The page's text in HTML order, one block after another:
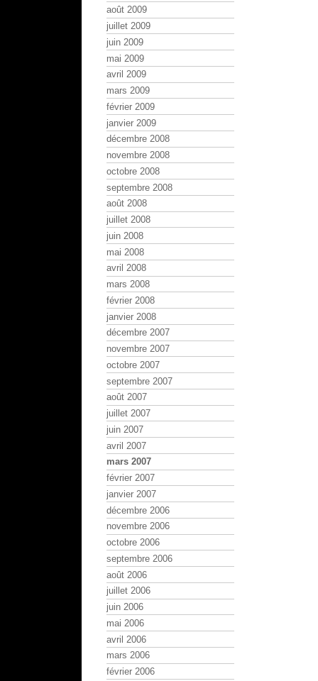
août 2009
juillet 2009
juin 2009
mai 2009
avril 2009
mars 2009
février 2009
janvier 2009
décembre 2008
novembre 2008
octobre 2008
septembre 2008
août 2008
juillet 2008
juin 2008
mai 2008
avril 2008
mars 2008
février 2008
janvier 2008
décembre 2007
novembre 2007
octobre 2007
septembre 2007
août 2007
juillet 2007
juin 2007
avril 2007
mars 2007
février 2007
janvier 2007
décembre 2006
novembre 2006
octobre 2006
septembre 2006
août 2006
juillet 2006
juin 2006
mai 2006
avril 2006
mars 2006
février 2006